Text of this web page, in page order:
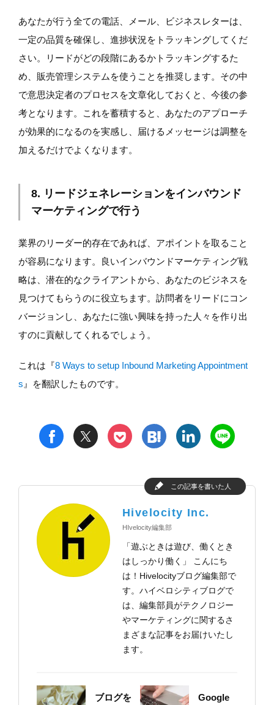
あなたが行う全ての電話、メール、ビジネスレターは、
一定の品質を確保し、進捗状況をトラッキングしてくだ
さい。リードがどの段階にあるかトラッキングするた
め、販売管理システムを使うことを推奨します。その中
で意思決定者のプロセスを文章化しておくと、今後の参
考となります。これを蓄積すると、あなたのアプローチ
が効果的になるのを実感し、届けるメッセージは調整を
加えるだけでよくなります。
8. リードジェネレーションをインバウンド
マーケティングで行う
業界のリーダー的存在であれば、アポイントを取ること
が容易になります。良いインバウンドマーケティング戦
略は、潜在的なクライアントから、あなたのビジネスを
見つけてもらうのに役立ちます。訪問者をリードにコン
バージョンし、あなたに強い興味を持った人々を作り出
すのに貢献してくれるでしょう。
これは『8 Ways to setup Inbound Marketing Appointment
s』を翻訳したものです。
f t p h l n
この記事を書いた人
Hivelocity Inc.
HIvelocity編集部
「遊ぶときは遊び、働くとき
はしっかり働く」 こんにち
は！Hivelocityブログ編集部で
す。ハイベロシティブログで
は、編集部員がテクノロジー
やマーケティングに関するさ
まざまな記事をお届けいたし
ます。
ブログを
Google